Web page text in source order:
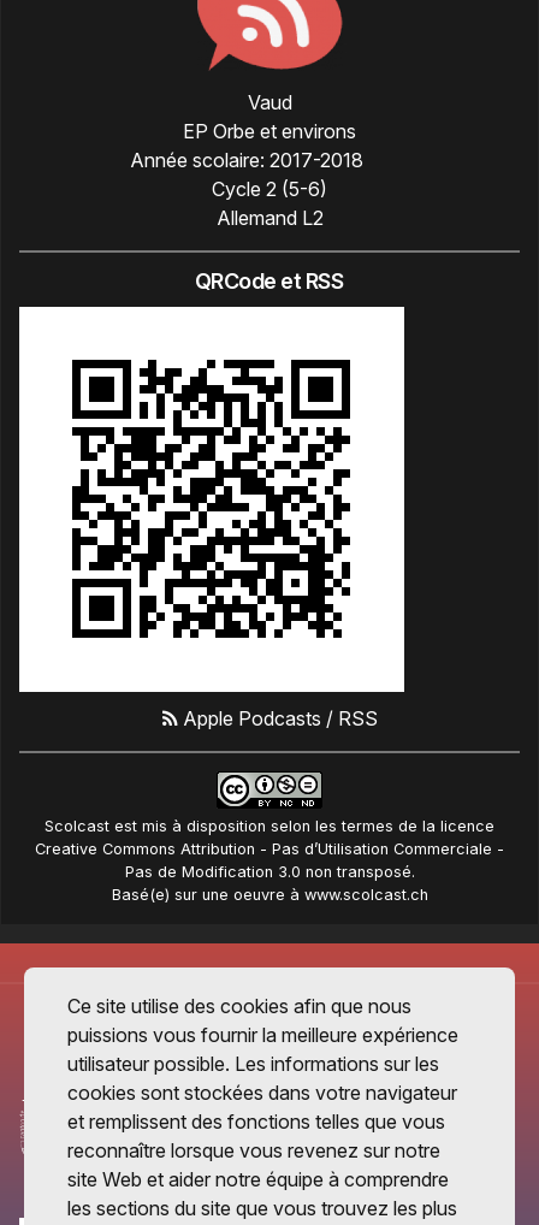
Vaud
EP Orbe et environs
Année scolaire: 2017-2018
Cycle 2 (5-6)
Allemand L2
QRCode et RSS
Apple Podcasts / RSS
Scolcast est mis à disposition selon les termes de la licence
Creative Commons Attribution - Pas d’Utilisation Commerciale -
Pas de Modification 3.0 non transposé.
Basé(e) sur une oeuvre à www.scolcast.ch
Ce site utilise des cookies afin que nous
puissions vous fournir la meilleure expérience
utilisateur possible. Les informations sur les
cookies sont stockées dans votre navigateur
et remplissent des fonctions telles que vous
reconnaître lorsque vous revenez sur notre
site Web et aider notre équipe à comprendre
les sections du site que vous trouvez les plus